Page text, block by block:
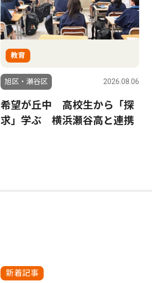
教育
旭区・瀬谷区 2026.08.06
希望が丘中 高校生から「探
求」学ぶ 横浜瀬谷高と連携
新着記事